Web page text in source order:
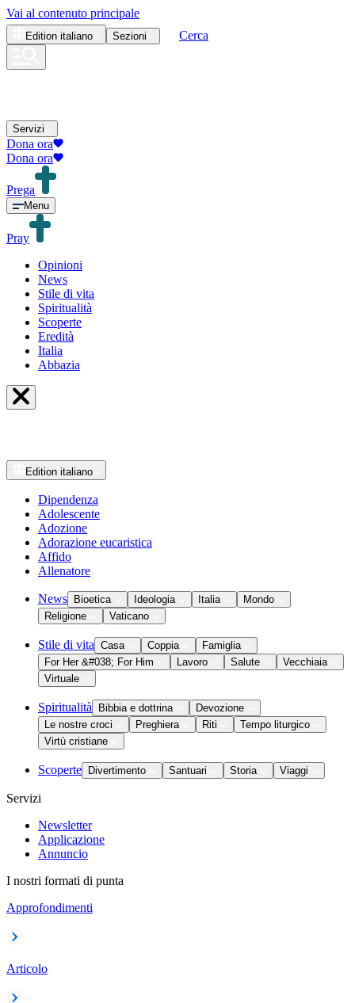
Vai al contenuto principale
Edition italiano Sezioni Cerca
Servizi
Dona ora
Dona ora
Prega
Menu
Pray
Opinioni
News
Stile di vita
Spiritualità
Scoperte
Eredità
Italia
Abbazia
Edition italiano
Dipendenza
Adolescente
Adozione
Adorazione eucaristica
Affido
Allenatore
News Bioetica Ideologia Italia
Mondo
Religione
Vaticano
Stile di vita Casa Coppia
Famiglia
For Her &#038; For Him
Lavoro Salute
Vecchiaia
Virtuale
Spiritualità Bibbia e dottrina
Devozione
Le nostre croci
Preghiera Riti
Tempo liturgico
Virtù cristiane
Scoperte Divertimento Santuari Storia Viaggi
Servizi
Newsletter
Applicazione
Annuncio
I nostri formati di punta
Approfondimenti
Articolo